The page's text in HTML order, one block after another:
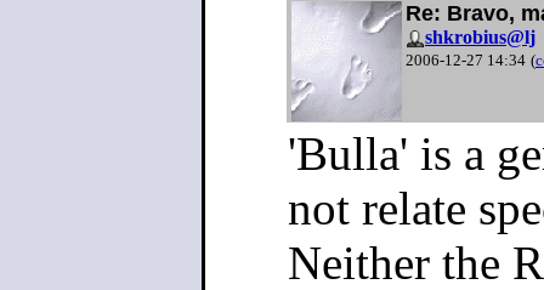
Re: Bravo,
shkrobius@lj
2006-12-27 14:34 (
'Bulla' is a
not relate
Neither the